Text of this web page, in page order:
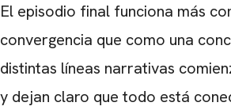
El episodio final funciona más
convergencia que como una
distintas líneas narrativas
y dejan claro que todo está